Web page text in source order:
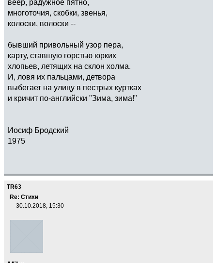
веер, радужное пятно,
многоточия, скобки, звенья,
колоски, волоски --
бывший привольный узор пера,
карту, ставшую горстью юрких
хлопьев, летящих на склон холма.
И, ловя их пальцами, детвора
выбегает на улицу в пестрых куртках
и кричит по-английски "Зима, зима!"
Иосиф Бродский
1975
TR63
Re: Стихи
30.10.2018, 15:30